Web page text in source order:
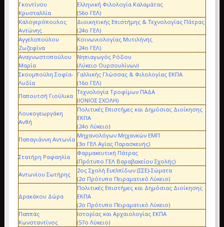
Γκοντίνου
Κρυσταλλία
Ελληνική Φιλολογία Καλαμάτας
(56ο ΓΕΛ)
Καλογερόπουλος
Αντώνης
Διοικητικής Επιστήμης & Τεχνολογίας Πάτρας
(24ο ΓΕΛ)
Αγγελοπούλου
Ζωζεφίνα
Κοινωνιολογίας Μυτιλήνης
(24ο ΓΕΛ)
Αναγνωστοπούλου
Μαρία
Νηπιαγωγός Ρόδου
(Λύκειο Ουρσουλίνων)
Σκουμπούλη Σοφία-
Λυδία
Γαλλικής Γλώσσας & Φιλολογίας ΕΚΠΑ
(16ο ΓΕΛ)
Παπουτσή Γιούλικα
Τεχνολογία Τροφίμων ΠΑΔΑ
(ΙΟΝΙΟΣ ΣΧΟΛΗ)
Λουκογεωργάκη
Ανθή
Πολιτικές Επιστήμες και Δημόσιας Διοίκησης
ΕΚΠΑ
(24ο Λύκειο)
Παπαγιάννη Αντωνία
Μηχανολόγων Μηχανκών ΕΜΠ
(3ο ΓΕΛ Αγίας Παρασκευής)
Στατήρη Ραφαηλία
Φαρμακευτική Πάτρας
(Πρότυπο ΓΕΛ Βαραβακείου Σχολής)
Αντωνίου Σωτήρης
2ος Σχολή Ευελπίδων (ΣΣΕ)-Σώματα
(2ο Πρότυπο Πειραματικό Λύκειο)
Δρακάκου Δώρα
Πολιτικές Επιστήμες και Δημόσιας Διοίκησης
ΕΚΠΑ
(2ο Πρότυπο Πειραματικό Λύκειο)
Παππάς
Κωνσταντίνος
Ιστορίας και Αρχαιολογίας ΕΚΠΑ
(57ο Λύκειο)